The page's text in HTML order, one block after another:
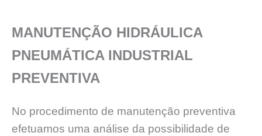
MANUTENÇÃO HIDRÁULICA
PNEUMÁTICA INDUSTRIAL
PREVENTIVA
No procedimento de manutenção preventiva
efetuamos uma análise da possibilidade de